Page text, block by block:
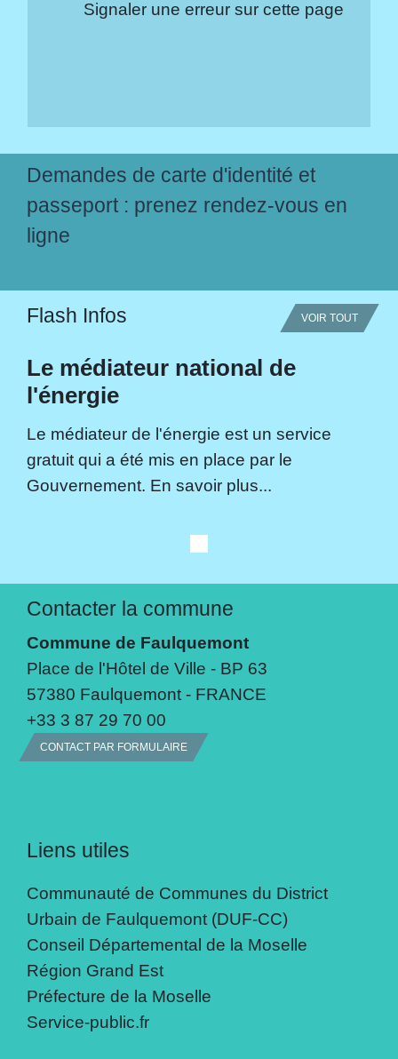
Signaler une erreur sur cette page
Demandes de carte d'identité et
passeport : prenez rendez-vous en
ligne
Flash Infos VOIR TOUT
Le médiateur national de
l'énergie
Le médiateur de l'énergie est un service
gratuit qui a été mis en place par le
Gouvernement. En savoir plus...
Contacter la commune
Commune de Faulquemont
Place de l'Hôtel de Ville - BP 63
57380 Faulquemont - FRANCE
+33 3 87 29 70 00
CONTACT PAR FORMULAIRE
Liens utiles
Communauté de Communes du District
Urbain de Faulquemont (DUF-CC)
Conseil Départemental de la Moselle
Région Grand Est
Préfecture de la Moselle
Service-public.fr